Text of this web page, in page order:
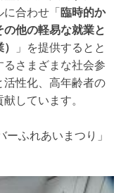
合わせ「 臨時的か
他の軽易な就業と
」を提供するとと
るさまざまな社会参
活性化、高年齢者の
しています。
ふれあいまつり」